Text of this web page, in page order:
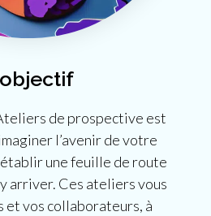
de prospective est
l’avenir de votre
une feuille de route
arriver. Ces ateliers vous
et vos collaborateurs, à